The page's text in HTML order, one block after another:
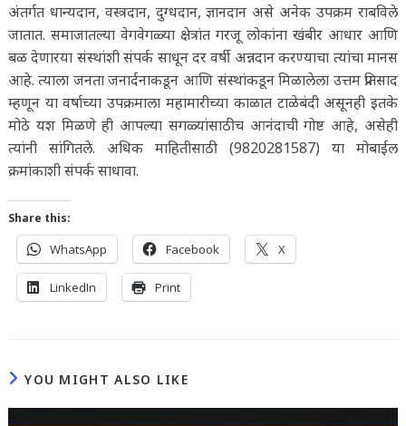
अंतर्गत धान्यदान, वस्त्रदान, दुग्धदान, ज्ञानदान असे अनेक उपक्रम राबविले
जातात. समाजातल्या वेगवेगळ्या क्षेत्रांत गरजू लोकांना खंबीर आधार आणि
बळ देणारया संस्थांशी संपर्क साधून दर वर्षी अन्नदान करण्याचा त्यांचा मानस
आहे. त्याला जनता जनार्दनाकडून आणि संस्थांकडून मिळालेला उत्तम प्रतिसाद
म्हणून या वर्षाच्या उपक्रमाला महामारीच्या काळात टाळेबंदी असूनही इतके
मोठे यश मिळणे ही आपल्या सगळ्यांसाठीच आनंदाची गोष्ट आहे, असेही
त्यांनी सांगितले. अधिक माहितीसाठी (9820281587) या मोबाईल
क्रमांकाशी संपर्क साधावा.
Share this:
WhatsApp Facebook X
LinkedIn Print
YOU MIGHT ALSO LIKE